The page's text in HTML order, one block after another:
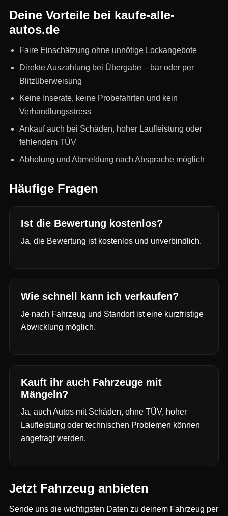
Deine Vorteile bei kaufe-alle-
autos.de
Faire Einschätzung ohne unnötige Lockangebote
Direkte Auszahlung bei Übergabe – bar oder per
Blitzüberweisung
Keine Inserate, keine Probefahrten und kein
Verhandlungsstress
Ankauf auch bei Schäden, hoher Laufleistung oder
fehlendem TÜV
Abholung und Abmeldung nach Absprache möglich
Häufige Fragen
Ist die Bewertung kostenlos?
Ja, die Bewertung ist kostenlos und unverbindlich.
Wie schnell kann ich verkaufen?
Je nach Fahrzeug und Standort ist eine kurzfristige
Abwicklung möglich.
Kauft ihr auch Fahrzeuge mit
Mängeln?
Ja, auch Autos mit Schäden, ohne TÜV, hoher
Laufleistung oder technischen Problemen können
angefragt werden.
Jetzt Fahrzeug anbieten
Sende uns die wichtigsten Daten zu deinem Fahrzeug per